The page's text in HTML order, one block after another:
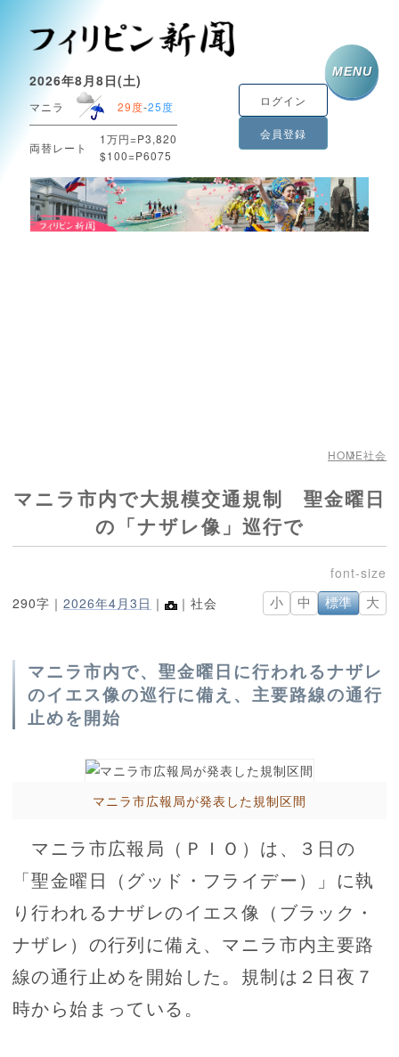
2026年8月8日(土)
マニラ 29度-25度
両替レート
1万円=P3,820
$100=P6075
ログイン
会員登録
MENU
HOME社会
マニラ市内で大規模交通規制 聖金曜日
の「ナザレ像」巡行で
290字｜ 2026年4月3日 ｜ ｜社会 小 中 標準 大
マニラ市内で、聖金曜日に行われるナザレ
のイエス像の巡行に備え、主要路線の通行
止めを開始
マニラ市広報局が発表した規制区間
マニラ市広報局（ＰＩＯ）は、３日の
「聖金曜日（グッド・フライデー）」に執
り行われるナザレのイエス像（ブラック・
ナザレ）の行列に備え、マニラ市内主要路
線の通行止めを開始した。規制は２日夜７
時から始まっている。